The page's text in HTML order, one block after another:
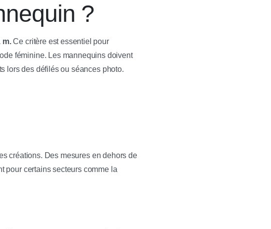
?
m.Ce critère est essentiel pour
féminine. Les mannequins doivent
lors des défilés ou séances photo.
créations. Des mesures en dehors de
pour certains secteurs comme la